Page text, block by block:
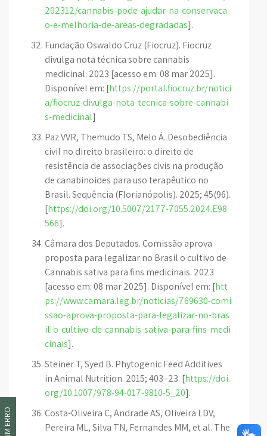
202312/cannabis-pode-ajudar-na-conservaca
o-e-melhoria-de-areas-degradadas].
Fundação Oswaldo Cruz (Fiocruz). Fiocruz
divulga nota técnica sobre cannabis
medicinal. 2023 [acesso em: 08 mar 2025].
Disponível em: [https://portal.fiocruz.br/notici
a/fiocruz-divulga-nota-tecnica-sobre-cannabi
s-medicinal]
Paz VVR, Themudo TS, Melo Á. Desobediência
civil no direito brasileiro: o direito de
resistência de associações civis na produção
de canabinoides para uso terapêutico no
Brasil. Sequência (Florianópolis). 2025; 45(96).
[https://doi.org/10.5007/2177-7055.2024.E98
566].
Câmara dos Deputados. Comissão aprova
proposta para legalizar no Brasil o cultivo de
Cannabis sativa para fins medicinais. 2023
[acesso em: 08 mar 2025]. Disponível em: [htt
ps://www.camara.leg.br/noticias/769630-comi
ssao-aprova-proposta-para-legalizar-no-bras
il-o-cultivo-de-cannabis-sativa-para-fins-medi
cinais].
Steiner T, Syed B. Phytogenic Feed Additives
in Animal Nutrition. 2015; 403–23. [https://doi.
org/10.1007/978-94-017-9810-5_20].
Costa-Oliveira C, Andrade AS, Oliveira LDV,
Pereira ML, Silva TN, Fernandes MM, et al. The